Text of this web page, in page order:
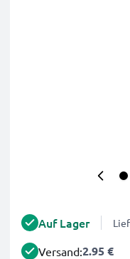
Auf Lager
Versand:2.95 €